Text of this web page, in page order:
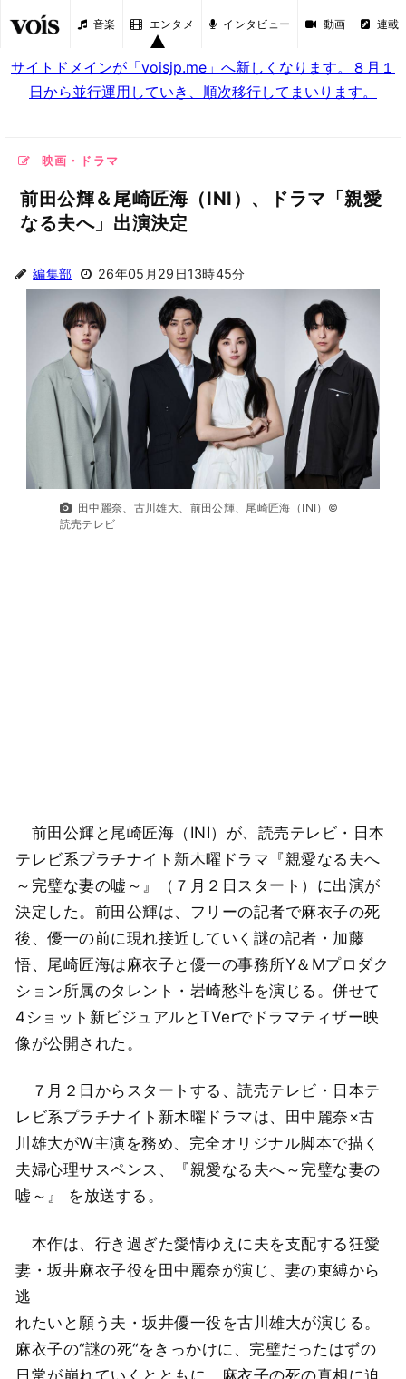
音楽 エンタメ インタビュー 動画 連載
サイトドメインが「voisjp.me」へ新しくなります。８月１
日から並行運用していき、順次移行してまいります。
映画・ドラマ
前田公輝＆尾崎匠海（INI）、ドラマ「親愛
なる夫へ」出演決定
編集部 26年05月29日13時45分
田中麗奈、古川雄大、前田公輝、尾崎匠海（INI）©
読売テレビ
前田公輝と尾崎匠海（INI）が、読売テレビ・日本
テレビ系プラチナイト新木曜ドラマ『親愛なる夫へ
～完璧な妻の嘘～』（７月２日スタート）に出演が
決定した。前田公輝は、フリーの記者で麻衣子の死
後、優一の前に現れ接近していく謎の記者・加藤
悟、尾崎匠海は麻衣子と優一の事務所Y＆Mプロダク
ション所属のタレント・岩崎愁斗を演じる。併せて
4ショット新ビジュアルとTVerでドラマティザー映
像が公開された。
７月２日からスタートする、読売テレビ・日本テ
レビ系プラチナイト新木曜ドラマは、田中麗奈×古
川雄大がW主演を務め、完全オリジナル脚本で描く
夫婦心理サスペンス、『親愛なる夫へ～完璧な妻の
嘘～』 を放送する。
本作は、行き過ぎた愛情ゆえに夫を支配する狂愛
妻・坂井麻衣子役を田中麗奈が演じ、妻の束縛から
逃
れたいと願う夫・坂井優一役を古川雄大が演じる。
麻衣子の“謎の死“をきっかけに、完璧だったはずの
日常が崩れていくとともに、麻衣子の死の真相に迫